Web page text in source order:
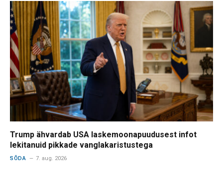
Trump ähvardab USA laskemoonapuudusest infot
lekitanuid pikkade vanglakaristustega
SÕDA 7. aug. 2026